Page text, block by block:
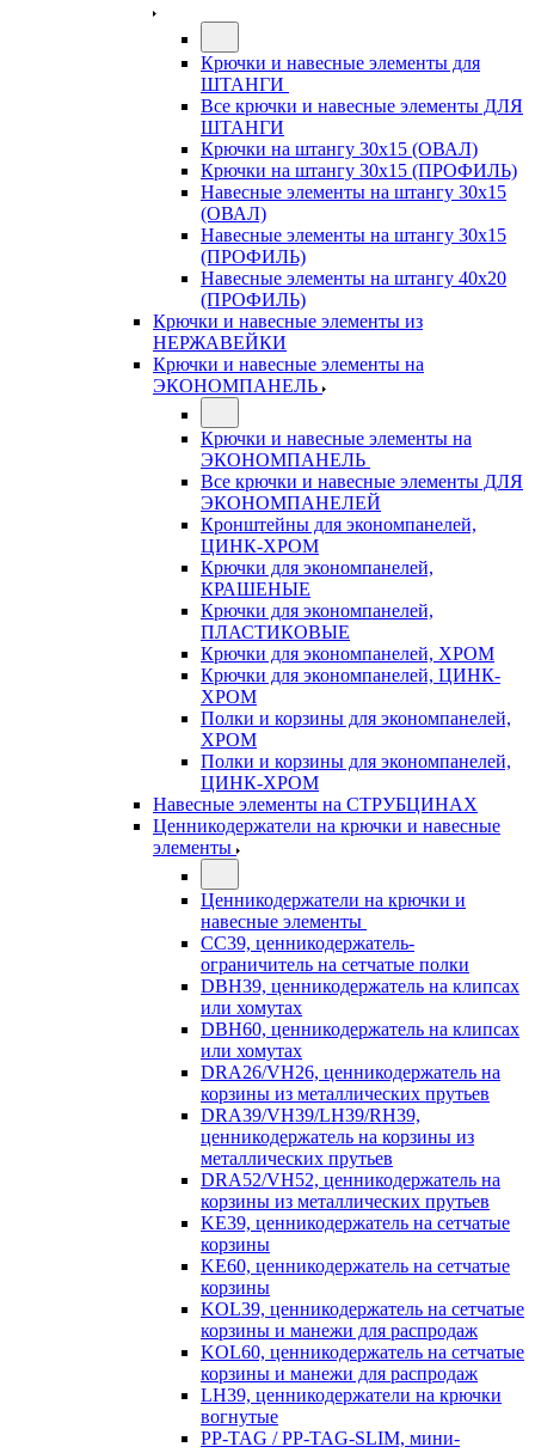
Крючки и навесные элементы для
ШТАНГИ
Все крючки и навесные элементы ДЛЯ
ШТАНГИ
Крючки на штангу 30х15 (ОВАЛ)
Крючки на штангу 30х15 (ПРОФИЛЬ)
Навесные элементы на штангу 30х15
(ОВАЛ)
Навесные элементы на штангу 30х15
(ПРОФИЛЬ)
Навесные элементы на штангу 40х20
(ПРОФИЛЬ)
Крючки и навесные элементы из
НЕРЖАВЕЙКИ
Крючки и навесные элементы на
ЭКОНОМПАНЕЛЬ
Крючки и навесные элементы на
ЭКОНОМПАНЕЛЬ
Все крючки и навесные элементы ДЛЯ
ЭКОНОМПАНЕЛЕЙ
Кронштейны для экономпанелей,
ЦИНК-ХРОМ
Крючки для экономпанелей,
КРАШЕНЫЕ
Крючки для экономпанелей,
ПЛАСТИКОВЫЕ
Крючки для экономпанелей, ХРОМ
Крючки для экономпанелей, ЦИНК-
ХРОМ
Полки и корзины для экономпанелей,
ХРОМ
Полки и корзины для экономпанелей,
ЦИНК-ХРОМ
Навесные элементы на СТРУБЦИНАХ
Ценникодержатели на крючки и навесные
элементы
Ценникодержатели на крючки и
навесные элементы
CC39, ценникодержатель-
ограничитель на сетчатые полки
DBH39, ценникодержатель на клипсах
или хомутах
DBH60, ценникодержатель на клипсах
или хомутах
DRA26/VH26, ценникодержатель на
корзины из металлических прутьев
DRA39/VH39/LH39/RH39,
ценникодержатель на корзины из
металлических прутьев
DRA52/VH52, ценникодержатель на
корзины из металлических прутьев
KE39, ценникодержатель на сетчатые
корзины
KE60, ценникодержатель на сетчатые
корзины
KOL39, ценникодержатель на сетчатые
корзины и манежи для распродаж
KOL60, ценникодержатель на сетчатые
корзины и манежи для распродаж
LH39, ценникодержатели на крючки
вогнутые
PP-TAG / PP-TAG-SLIM, мини-